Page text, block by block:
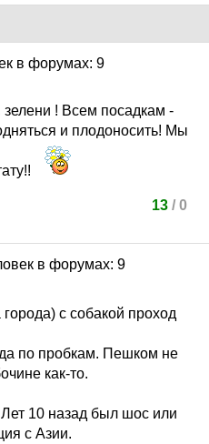
! Всем посадкам -
и плодоносить! Мы
13 / 0
с собакой проход
по пробкам. Пешком не
как-то.
Лет 10 назад был шос или
с Азии.